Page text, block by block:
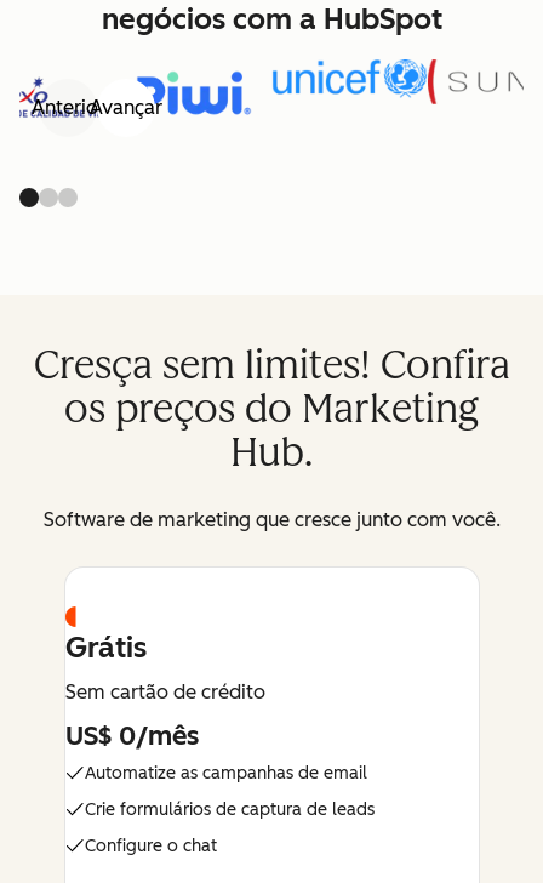
negócios com a HubSpot
AnteriorAvançar
Cresça sem limites! Confira
os preços do Marketing
Hub.
Software de marketing que cresce junto com você.
Grátis
Sem cartão de crédito
US$ 0/mês
Automatize as campanhas de email
Crie formulários de captura de leads
Configure o chat